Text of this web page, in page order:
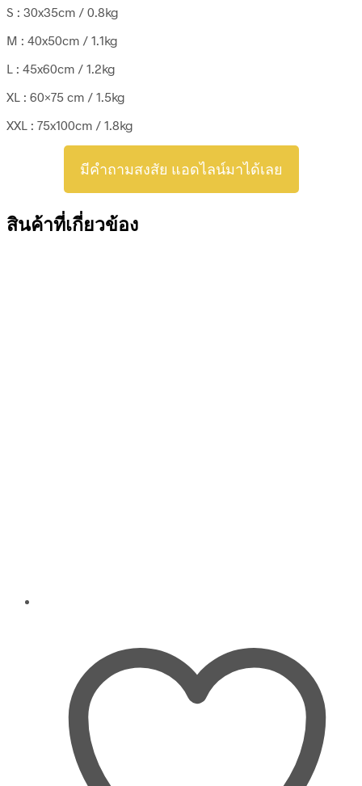
S : 30x35cm / 0.8kg
M : 40x50cm / 1.1kg
L : 45x60cm / 1.2kg
XL : 60×75 cm / 1.5kg
XXL : 75x100cm / 1.8kg
มีคำถามสงสัย แอดไลน์มาได้เลย
สินค้าที่เกี่ยวข้อง